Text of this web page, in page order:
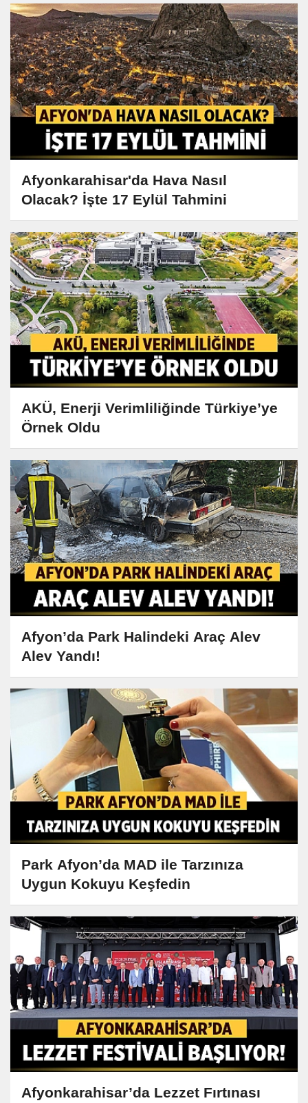
Afyonkarahisar'da Hava Nasıl
Olacak? İşte 17 Eylül Tahmini
AKÜ, Enerji Verimliliğinde Türkiye’ye
Örnek Oldu
Afyon’da Park Halindeki Araç Alev
Alev Yandı!
Park Afyon’da MAD ile Tarzınıza
Uygun Kokuyu Keşfedin
Afyonkarahisar’da Lezzet Fırtınası